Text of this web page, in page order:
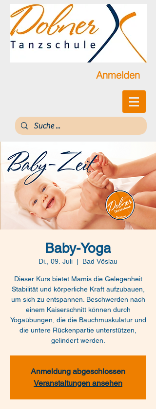
Anmelden
Baby-Yoga
Di., 09. Juli
  |
Bad Vöslau
Dieser Kurs bietet Mamis die Gelegenheit
Stabilität und körperliche Kraft aufzubauen,
um sich zu entspannen. Beschwerden nach
einem Kaiserschnitt können durch
Yogaübungen, die die Bauchmuskulatur und
die untere Rückenpartie unterstützen,
gelindert werden.
Anmeldung abgeschlossen
Veranstaltungen ansehen